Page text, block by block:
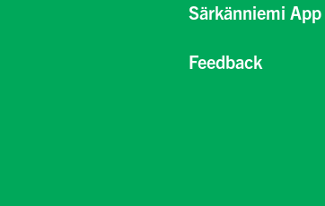
Särkänniemi App
Feedback